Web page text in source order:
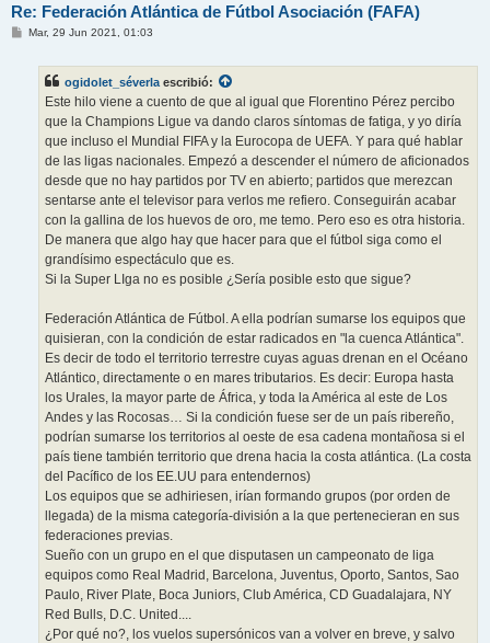
Re: Federación Atlántica de Fútbol Asociación (FAFA)
MMar, 29 Jun 2021, 01:03
ogidolet_séverla escribió:
Este hilo viene a cuento de que al igual que Florentino Pérez percibo
que la Champions Ligue va dando claros síntomas de fatiga, y yo diría
que incluso el Mundial FIFA y la Eurocopa de UEFA. Y para qué hablar
de las ligas nacionales. Empezó a descender el número de aficionados
desde que no hay partidos por TV en abierto; partidos que merezcan
sentarse ante el televisor para verlos me refiero. Conseguirán acabar
con la gallina de los huevos de oro, me temo. Pero eso es otra historia.
De manera que algo hay que hacer para que el fútbol siga como el
grandísimo espectáculo que es.
Si la Super LIga no es posible ¿Sería posible esto que sigue?
Federación Atlántica de Fútbol. A ella podrían sumarse los equipos que
quisieran, con la condición de estar radicados en "la cuenca Atlántica".
Es decir de todo el territorio terrestre cuyas aguas drenan en el Océano
Atlántico, directamente o en mares tributarios. Es decir: Europa hasta
los Urales, la mayor parte de África, y toda la América al este de Los
Andes y las Rocosas… Si la condición fuese ser de un país ribereño,
podrían sumarse los territorios al oeste de esa cadena montañosa si el
país tiene también territorio que drena hacia la costa atlántica. (La costa
del Pacífico de los EE.UU para entendernos)
Los equipos que se adhiriesen, irían formando grupos (por orden de
llegada) de la misma categoría-división a la que pertenecieran en sus
federaciones previas.
Sueño con un grupo en el que disputasen un campeonato de liga
equipos como Real Madrid, Barcelona, Juventus, Oporto, Santos, Sao
Paulo, River Plate, Boca Juniors, Club América, CD Guadalajara, NY
Red Bulls, D.C. United....
¿Por qué no?, los vuelos supersónicos van a volver en breve, y salvo